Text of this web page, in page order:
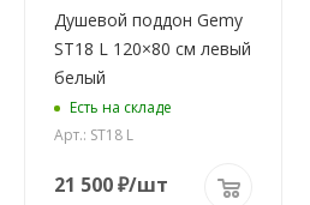
Душевой поддон Gemy
ST18 L 120×80 см левый
белый
Есть на складе
Арт.: ST18 L
21 500₽/шт